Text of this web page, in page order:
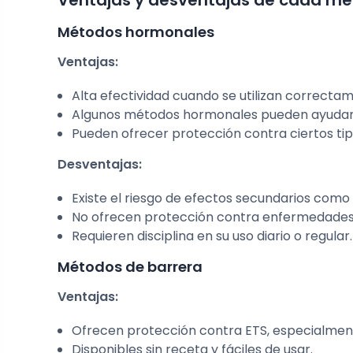
Métodos hormonales
Ventajas:
Alta efectividad cuando se utilizan
Algunos métodos hormonales pueden
Pueden ofrecer protección contra ciertos
Desventajas:
Existe el riesgo de efectos secundarios
No ofrecen protección contra
Requieren disciplina en su uso diario o regular.
Métodos de barrera
Ventajas:
Ofrecen protección contra ETS,